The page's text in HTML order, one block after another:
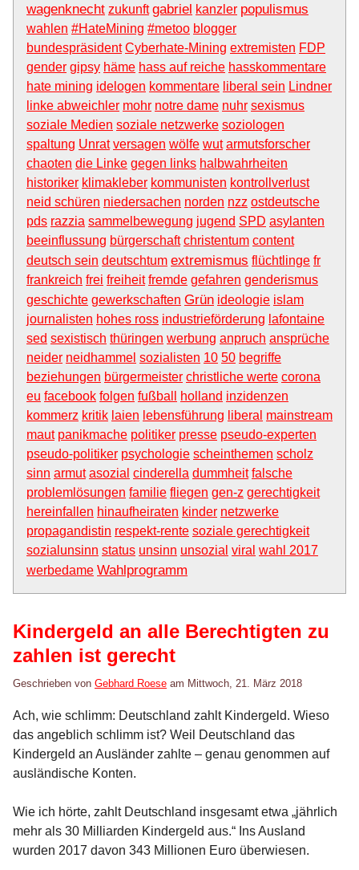
wagenknecht zukunft gabriel kanzler populismus
wahlen #HateMining #metoo blogger
bundespräsident Cyberhate-Mining extremisten FDP
gender gipsy häme hass auf reiche hasskommentare
hate mining idelogen kommentare liberal sein Lindner
linke abweichler mohr notre dame nuhr sexismus
soziale Medien soziale netzwerke soziologen
spaltung Unrat versagen wölfe wut armutsforscher
chaoten die Linke gegen links halbwahrheiten
historiker klimakleber kommunisten kontrollverlust
neid schüren niedersachen norden nzz ostdeutsche
pds razzia sammelbewegung jugend SPD asylanten
beeinflussung bürgerschaft christentum content
deutsch sein deutschtum extremismus flüchtlinge fr
frankreich frei freiheit fremde gefahren genderismus
geschichte gewerkschaften Grün ideologie islam
journalisten hohes ross industrieförderung lafontaine
sed sexistisch thüringen werbung anpruch ansprüche
neider neidhammel sozialisten 10 50 begriffe
beziehungen bürgermeister christliche werte corona
eu facebook folgen fußball holland inzidenzen
kommerz kritik laien lebensführung liberal mainstream
maut panikmache politiker presse pseudo-experten
pseudo-politiker psychologie scheinthemen scholz
sinn armut asozial cinderella dummheit falsche
problemlösungen familie fliegen gen-z gerechtigkeit
hereinfallen hinaufheiraten kinder netzwerke
propagandistin respekt-rente soziale gerechtigkeit
sozialunsinn status unsinn unsozial viral wahl 2017
werbedame Wahlprogramm
Kindergeld an alle Berechtigten zu
zahlen ist gerecht
Geschrieben von Gebhard Roese am Mittwoch, 21. März 2018
Ach, wie schlimm: Deutschland zahlt Kindergeld. Wieso
das angeblich schlimm ist? Weil Deutschland das
Kindergeld an Ausländer zahlte – genau genommen auf
ausländische Konten.
Wie ich hörte, zahlt Deutschland insgesamt etwa „jährlich
mehr als 30 Milliarden Kindergeld aus.“ Ins Ausland
wurden 2017 davon 343 Millionen Euro überwiesen.